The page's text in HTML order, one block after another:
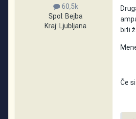
60,5k
Spol: Bejba
Kraj: Ljubljana
biti
Če